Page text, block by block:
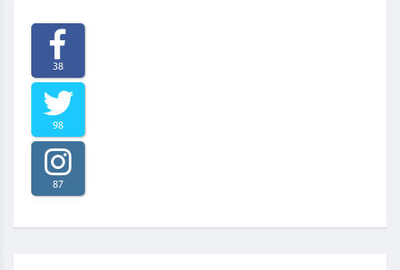
38
98
87